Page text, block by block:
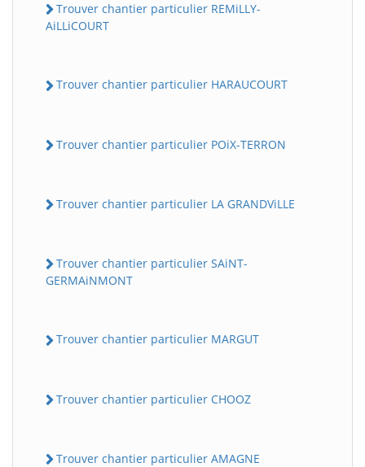
Trouver chantier particulier REMiLLY-
AiLLiCOURT
Trouver chantier particulier HARAUCOURT
Trouver chantier particulier POiX-TERRON
Trouver chantier particulier LA GRANDViLLE
Trouver chantier particulier SAiNT-
GERMAiNMONT
Trouver chantier particulier MARGUT
Trouver chantier particulier CHOOZ
Trouver chantier particulier AMAGNE